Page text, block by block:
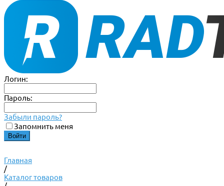
Логин:
Пароль:
Забыли пароль?
Запомнить меня
Главная
/
Каталог товаров